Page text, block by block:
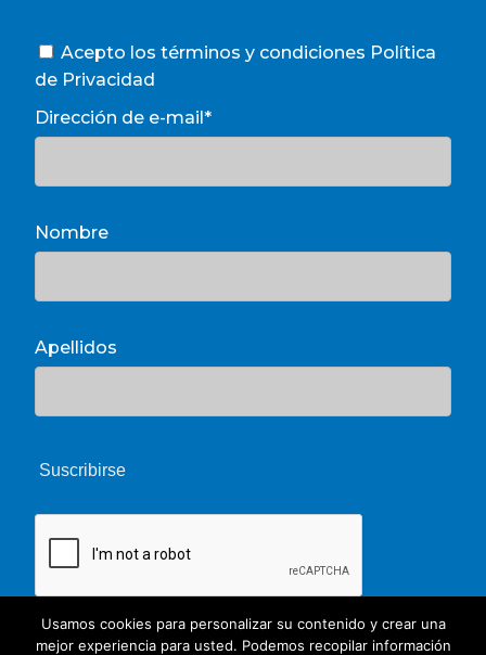
Acepto los términos y condiciones Política
de Privacidad
Dirección de e-mail*
Nombre
Apellidos
Usamos cookies para personalizar su contenido y crear una
mejor experiencia para usted. Podemos recopilar información